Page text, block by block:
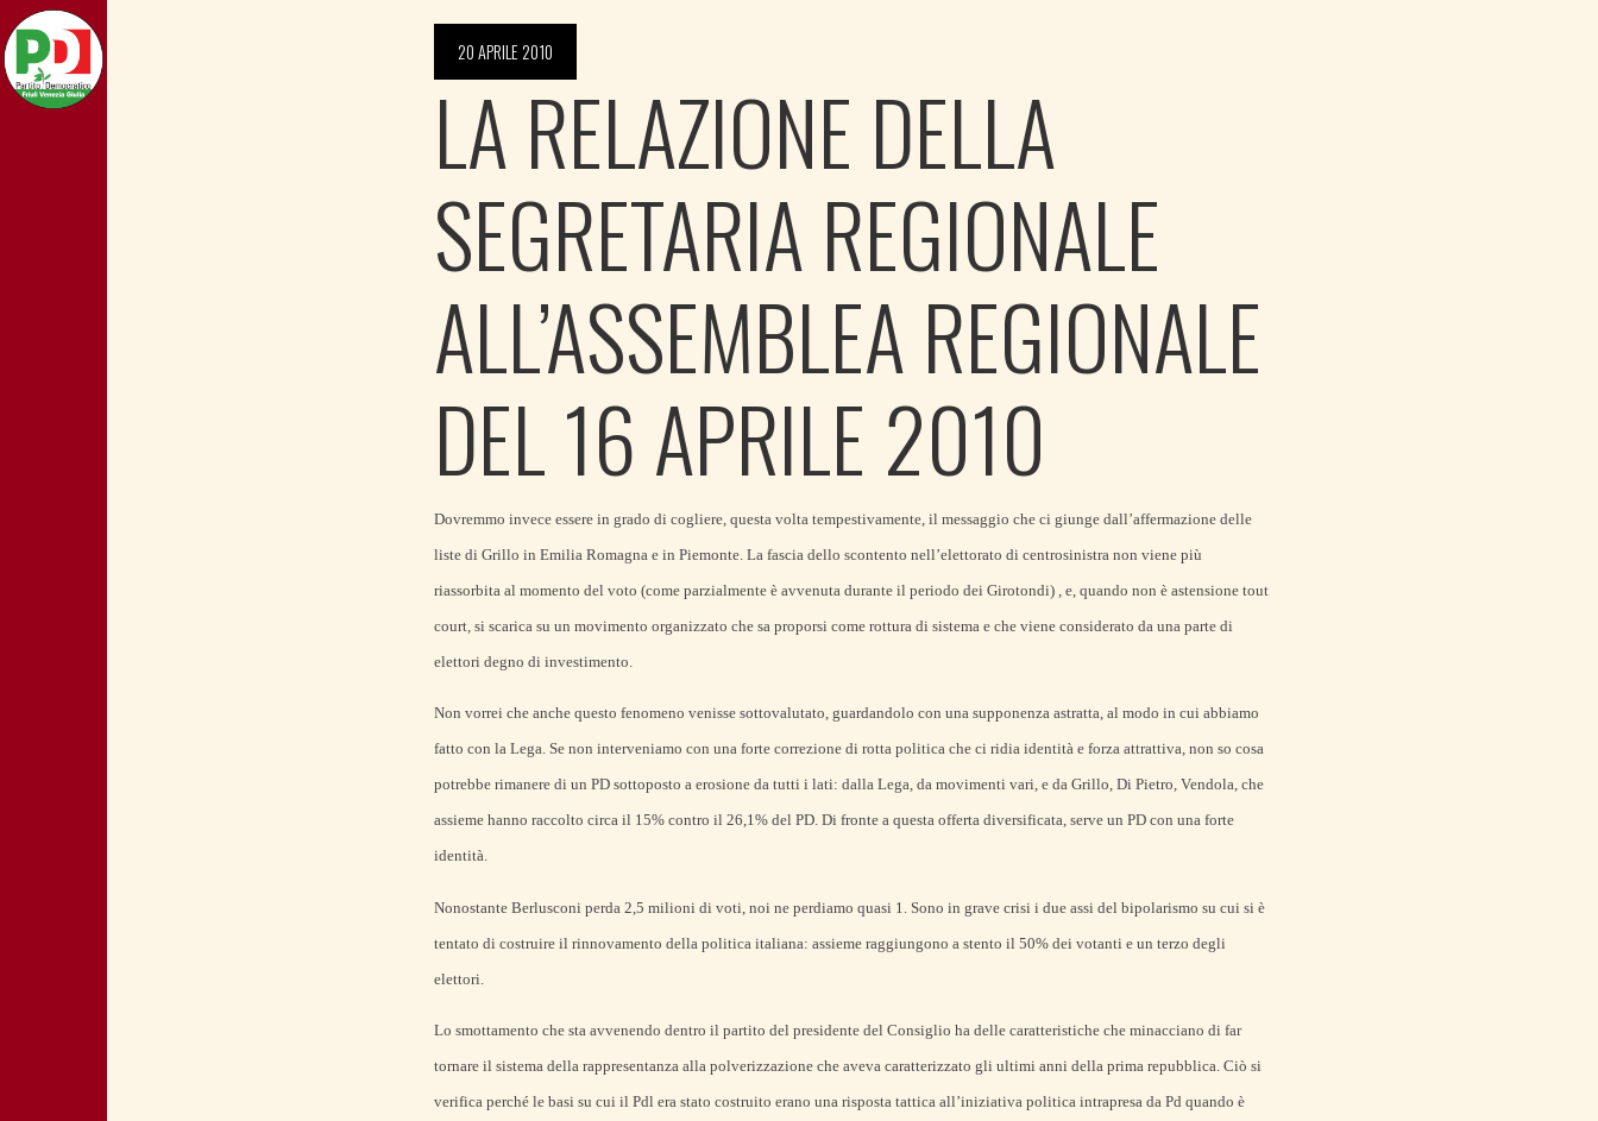
20 APRILE 2010
LA RELAZIONE DELLA
SEGRETARIA REGIONALE
ALL’ASSEMBLEA REGIONALE
DEL 16 APRILE 2010
Dovremmo invece essere in grado di cogliere, questa volta tempestivamente, il messaggio che ci giunge dall’affermazione delle
liste di Grillo in Emilia Romagna e in Piemonte. La fascia dello scontento nell’elettorato di centrosinistra non viene più
riassorbita al momento del voto (come parzialmente è avvenuta durante il periodo dei Girotondi) , e, quando non è astensione tout
court, si scarica su un movimento organizzato che sa proporsi come rottura di sistema e che viene considerato da una parte di
elettori degno di investimento.
Non vorrei che anche questo fenomeno venisse sottovalutato, guardandolo con una supponenza astratta, al modo in cui abbiamo
fatto con la Lega. Se non interveniamo con una forte correzione di rotta politica che ci ridia identità e forza attrattiva, non so cosa
potrebbe rimanere di un PD sottoposto a erosione da tutti i lati: dalla Lega, da movimenti vari, e da Grillo, Di Pietro, Vendola, che
assieme hanno raccolto circa il 15% contro il 26,1% del PD. Di fronte a questa offerta diversificata, serve un PD con una forte
identità.
Nonostante Berlusconi perda 2,5 milioni di voti, noi ne perdiamo quasi 1. Sono in grave crisi i due assi del bipolarismo su cui si è
tentato di costruire il rinnovamento della politica italiana: assieme raggiungono a stento il 50% dei votanti e un terzo degli
elettori.
Lo smottamento che sta avvenendo dentro il partito del presidente del Consiglio ha delle caratteristiche che minacciano di far
tornare il sistema della rappresentanza alla polverizzazione che aveva caratterizzato gli ultimi anni della prima repubblica. Ciò si
verifica perché le basi su cui il Pdl era stato costruito erano una risposta tattica all’iniziativa politica intrapresa da Pd quando è